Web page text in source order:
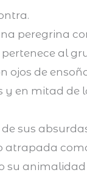
peregrina
al
ojos de
en mitad de
sus
atrapada
su